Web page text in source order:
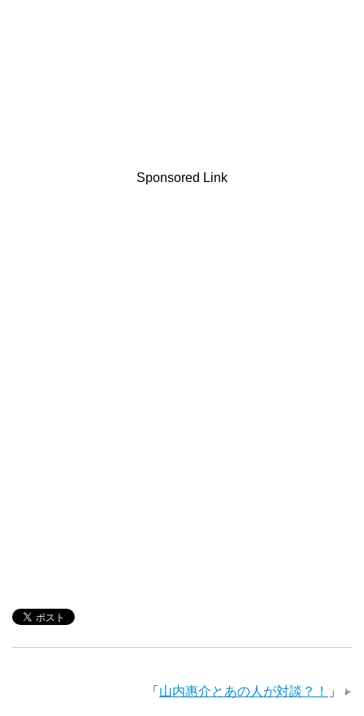
Sponsored Link
「 山内惠介とあの人が対談？！ 」